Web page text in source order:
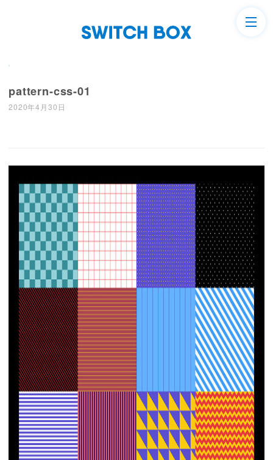
pattern-css-01
2020年4月30日